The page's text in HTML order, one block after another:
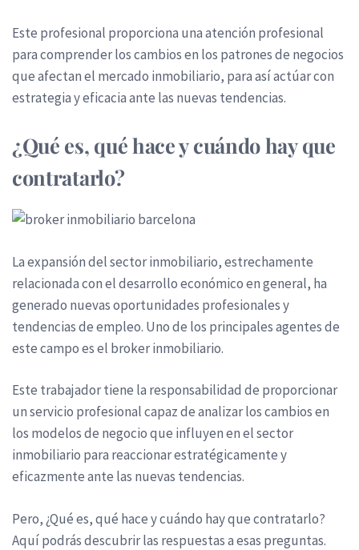
Este profesional proporciona una atención profesional
para comprender los cambios en los patrones de negocios
que afectan el mercado inmobiliario, para así actúar con
estrategia y eficacia ante las nuevas tendencias.
¿Qué es, qué hace y cuándo hay que
contratarlo?
La expansión del sector inmobiliario, estrechamente
relacionada con el desarrollo económico en general, ha
generado nuevas oportunidades profesionales y
tendencias de empleo. Uno de los principales agentes de
este campo es el broker inmobiliario.
Este trabajador tiene la responsabilidad de proporcionar
un servicio profesional capaz de analizar los cambios en
los modelos de negocio que influyen en el sector
inmobiliario para reaccionar estratégicamente y
eficazmente ante las nuevas tendencias.
Pero, ¿Qué es, qué hace y cuándo hay que contratarlo?
Aquí podrás descubrir las respuestas a esas preguntas.